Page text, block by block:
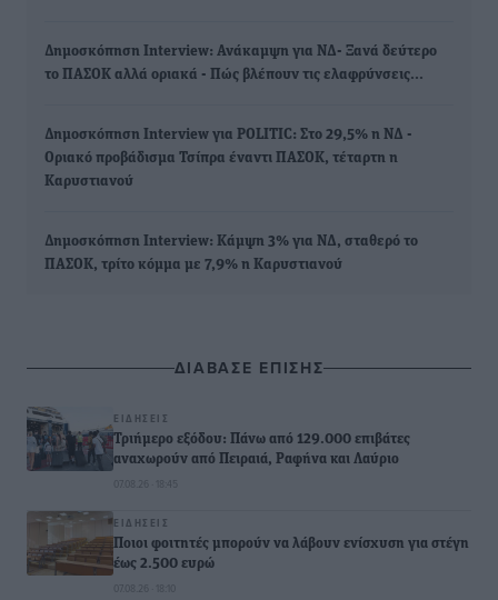
Δημοσκόπηση Interview: Ανάκαμψη για ΝΔ- Ξανά δεύτερο
το ΠΑΣΟΚ αλλά οριακά - Πώς βλέπουν τις ελαφρύνσεις…
Δημοσκόπηση Interview για POLITIC: Στο 29,5% η ΝΔ -
Οριακό προβάδισμα Τσίπρα έναντι ΠΑΣΟΚ, τέταρτη η
Καρυστιανού
Δημοσκόπηση Interview: Κάμψη 3% για ΝΔ, σταθερό το
ΠΑΣΟΚ, τρίτο κόμμα με 7,9% η Καρυστιανού
ΔΙΑΒΑΣΕ ΕΠΙΣΗΣ
ΕΙΔΉΣΕΙΣ
Τριήμερο εξόδου: Πάνω από 129.000 επιβάτες
αναχωρούν από Πειραιά, Ραφήνα και Λαύριο
07.08.26 · 18:45
ΕΙΔΉΣΕΙΣ
Ποιοι φοιτητές μπορούν να λάβουν ενίσχυση για στέγη
έως 2.500 ευρώ
07.08.26 · 18:10